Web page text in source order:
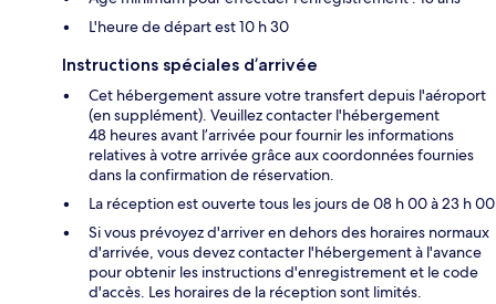
L'heure de départ est 10 h 30
Instructions spéciales d’arrivée
Cet hébergement assure votre transfert depuis l'aéroport
(en supplément). Veuillez contacter l'hébergement
48 heures avant l’arrivée pour fournir les informations
relatives à votre arrivée grâce aux coordonnées fournies
dans la confirmation de réservation.
La réception est ouverte tous les jours de 08 h 00 à 23 h 00
Si vous prévoyez d'arriver en dehors des horaires normaux
d'arrivée, vous devez contacter l'hébergement à l'avance
pour obtenir les instructions d'enregistrement et le code
d'accès. Les horaires de la réception sont limités.